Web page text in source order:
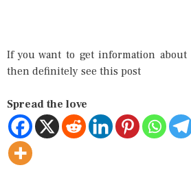
If you want to get information about
then definitely see this post
Spread the love